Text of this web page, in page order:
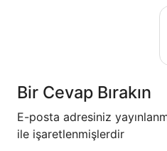
Bir Cevap Bırakın
E-posta adresiniz
ile işaretlenmişlerdir